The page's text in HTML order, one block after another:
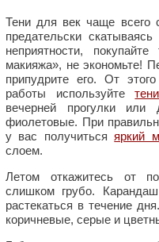
Тени для век чаще всего
предательски
неприятности,
макияжа», не экономьте!
припудрите его. От
работы используйтетени
вечерней прогулки или
фиолетовые. При
у вас получитьсяяркий
слоем.
Летом откажитесь от
слишком грубо.
растекаться в течение
коричневые, серые и